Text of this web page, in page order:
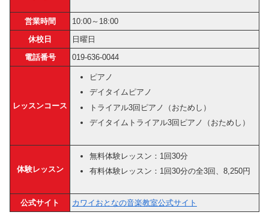
営業時間
10:00～18:00
休校日
日曜日
電話番号
019-636-0044
レッスンコース
ピアノ
デイタイムピアノ
トライアル3回ピアノ（おためし）
デイタイムトライアル3回ピアノ（おためし）
体験レッスン
無料体験レッスン：1回30分
有料体験レッスン：1回30分の全3回、8,250円
公式サイト カワイおとなの音楽教室公式サイト